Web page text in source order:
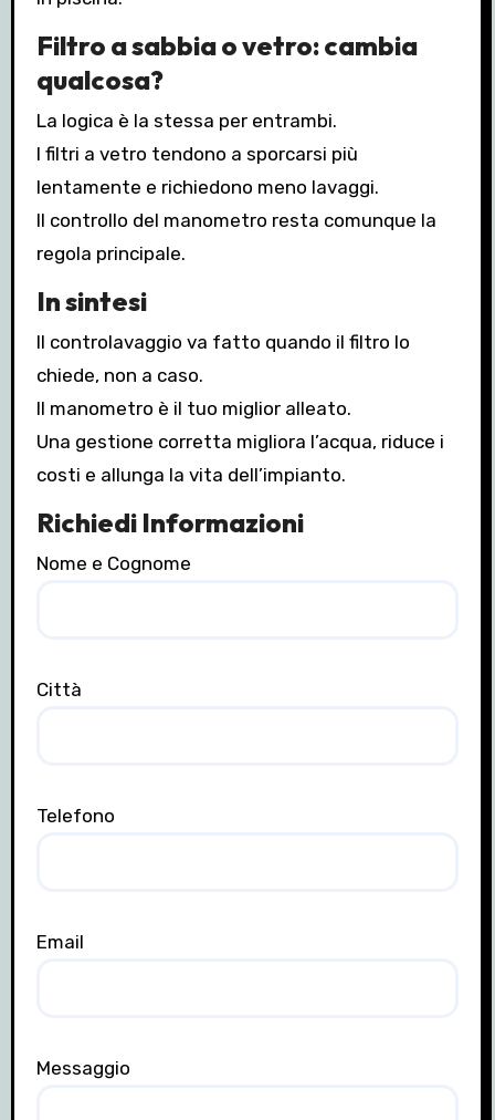
Filtro a sabbia o vetro: cambia
qualcosa?
La logica è la stessa per entrambi.
I filtri a vetro tendono a sporcarsi più
lentamente e richiedono meno lavaggi.
Il controllo del manometro resta comunque la
regola principale.
In sintesi
Il controlavaggio va fatto quando il filtro lo
chiede, non a caso.
Il manometro è il tuo miglior alleato.
Una gestione corretta migliora l’acqua, riduce i
costi e allunga la vita dell’impianto.
Richiedi Informazioni
Nome e Cognome
Città
Telefono
Email
Messaggio